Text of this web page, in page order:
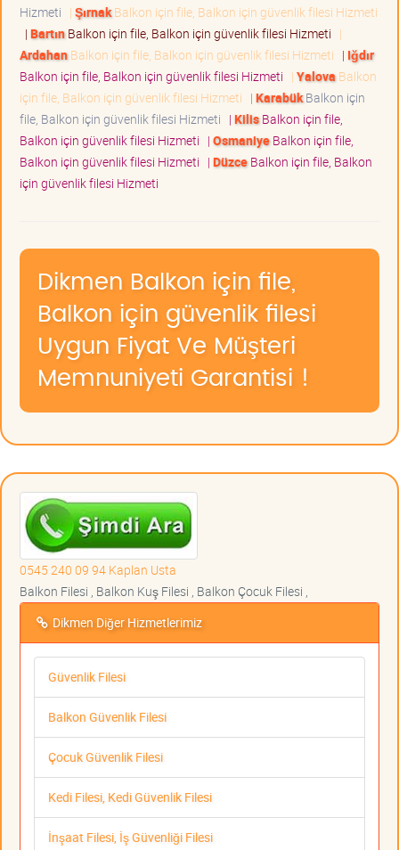
Hizmeti | ŞırnakBalkon için file, Balkon için güvenlik filesi Hizmeti
| BartınBalkon için file, Balkon için güvenlik filesi Hizmeti |
ArdahanBalkon için file, Balkon için güvenlik filesi Hizmeti | Iğdır
Balkon için file, Balkon için güvenlik filesi Hizmeti | Yalova Balkon
için file, Balkon için güvenlik filesi Hizmeti | KarabükBalkon için
file, Balkon için güvenlik filesi Hizmeti | KilisBalkon için file,
Balkon için güvenlik filesi Hizmeti | OsmaniyeBalkon için file,
Balkon için güvenlik filesi Hizmeti | DüzceBalkon için file, Balkon
için güvenlik filesi Hizmeti
Dikmen Balkon için file,
Balkon için güvenlik filesi
Uygun Fiyat Ve Müşteri
Memnuniyeti Garantisi !
0545 240 09 94 Kaplan Usta
Balkon Filesi , Balkon Kuş Filesi , Balkon Çocuk Filesi ,
Dikmen Diğer Hizmetlerimiz
Güvenlik Filesi
Balkon Güvenlik Filesi
Çocuk Güvenlik Filesi
Kedi Filesi, Kedi Güvenlik Filesi
İnşaat Filesi, İş Güvenliği Filesi